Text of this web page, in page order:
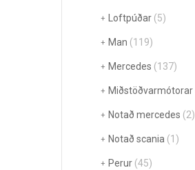
Loftpúðar (5)
Man (119)
Mercedes (137)
Miðstöðvarmótorar
Notað mercedes (2)
Notað scania (1)
Perur (45)